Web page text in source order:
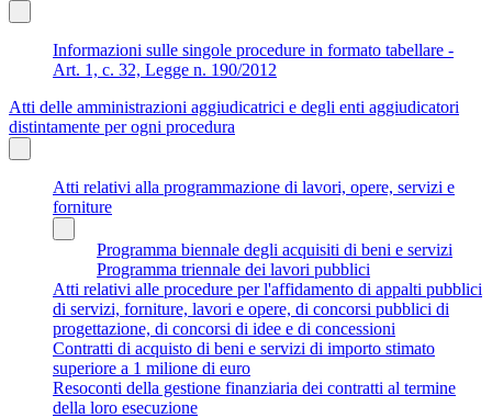
Informazioni sulle singole procedure in formato tabellare -
Art. 1, c. 32, Legge n. 190/2012
Atti delle amministrazioni aggiudicatrici e degli enti aggiudicatori
distintamente per ogni procedura
Atti relativi alla programmazione di lavori, opere, servizi e
forniture
Programma biennale degli acquisiti di beni e servizi
Programma triennale dei lavori pubblici
Atti relativi alle procedure per l'affidamento di appalti pubblici
di servizi, forniture, lavori e opere, di concorsi pubblici di
progettazione, di concorsi di idee e di concessioni
Contratti di acquisto di beni e servizi di importo stimato
superiore a 1 milione di euro
Resoconti della gestione finanziaria dei contratti al termine
della loro esecuzione